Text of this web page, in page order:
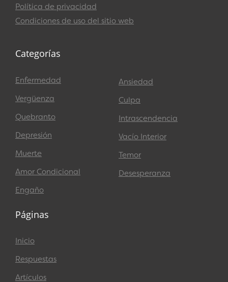
Política de privacidad
Condiciones de uso del sitio web
Categorías
Enfermedad
Vergüenza
Quebranto
Depresión
Muerte
Amor Condicional
Engaño
Ansiedad
Culpa
Intrascendencia
Vacío Interior
Temor
Desesperanza
Páginas
Inicio
Respuestas
Artículos